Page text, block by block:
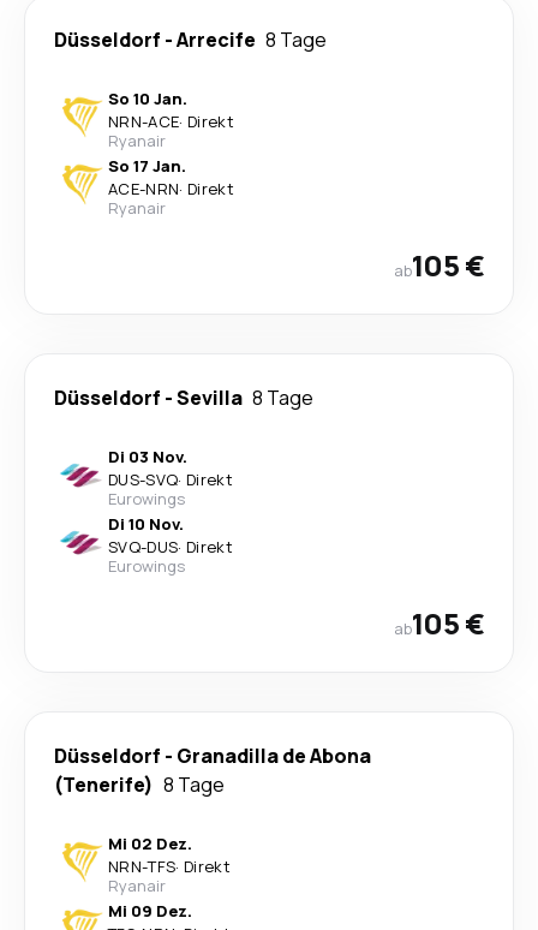
Düsseldorf -Arrecife 8 Tage
So 10 Jan.
NRN-ACE· Direkt
Ryanair
So 17 Jan.
ACE-NRN· Direkt
Ryanair
ab105 €
Düsseldorf -Sevilla 8 Tage
Di 03 Nov.
DUS-SVQ· Direkt
Eurowings
Di 10 Nov.
SVQ-DUS· Direkt
Eurowings
ab105 €
Düsseldorf - Granadilla de Abona
(Tenerife) 8 Tage
Mi 02 Dez.
NRN-TFS· Direkt
Ryanair
Mi 09 Dez.